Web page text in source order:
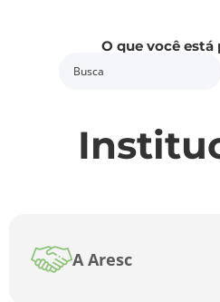
O que você está
A Aresc